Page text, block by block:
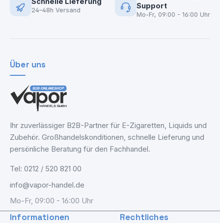
24–48h Versand
Support
Mo-Fr, 09:00 - 16:00 Uhr
Über uns
Ihr zuverlässiger B2B-Partner für E-Zigaretten, Liquids und
Zubehör. Großhandelskonditionen, schnelle Lieferung und
persönliche Beratung für den Fachhandel.
Tel: 0212 / 520 821 00
info@vapor-handel.de
Mo-Fr, 09:00 - 16:00 Uhr
Informationen Rechtliches